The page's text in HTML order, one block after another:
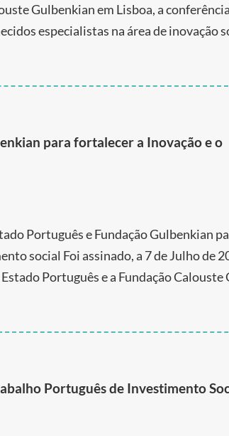
Gulbenkian em Lisboa, a
especialistas na área de inovação
para fortalecer a Inovação e o
Português e Fundação Gulbenkian
social Foi assinado, a 7 de Julho de
Português e a Fundação Calouste
Português de Investimento